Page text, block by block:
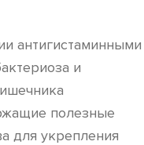
антигистаминными
и
полезные
для укрепления